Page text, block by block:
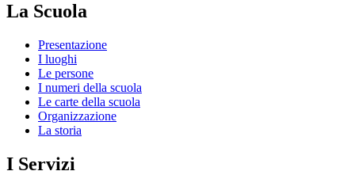
La Scuola
Presentazione
I luoghi
Le persone
I numeri della scuola
Le carte della scuola
Organizzazione
La storia
I Servizi